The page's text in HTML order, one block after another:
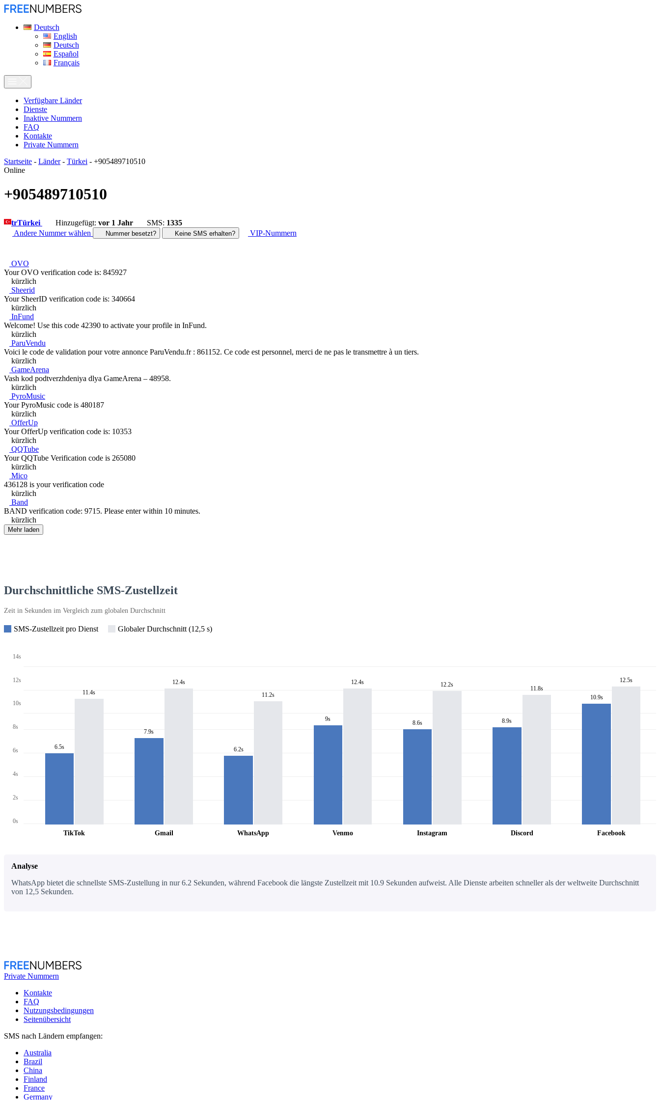
Deutsch
English
Deutsch
Español
Français
Verfügbare Länder
Dienste
Inaktive Nummern
FAQ
Kontakte
Private Nummern
Startseite - Länder- Türkei - +905489710510
Online
+905489710510
trTürkei Hinzugefügt: vor 1 Jahr SMS: 1335
Andere Nummer wählen
Nummer besetzt? Keine SMS erhalten? VIP-Nummern
OVO
Your OVO verification code is: 845927
kürzlich
Sheerid
Your SheerID verification code is: 340664
kürzlich
InFund
Welcome! Use this code 42390 to activate your profile in InFund.
kürzlich
ParuVendu
Voici le code de validation pour votre annonce ParuVendu.fr : 861152. Ce code est personnel, merci de ne pas le transmettre à un tiers.
kürzlich
GameArena
Vash kod podtverzhdeniya dlya GameArena – 48958.
kürzlich
PyroMusic
Your PyroMusic code is 480187
kürzlich
OfferUp
Your OfferUp verification code is: 10353
kürzlich
QQTube
Your QQTube Verification code is 265080
kürzlich
Mico
436128 is your verification code
kürzlich
Band
BAND verification code: 9715. Please enter within 10 minutes.
kürzlich
Mehr laden
Durchschnittliche SMS-Zustellzeit
Zeit in Sekunden im Vergleich zum globalen Durchschnitt
SMS-Zustellzeit pro Dienst Globaler Durchschnitt (12,5 s)
14s
12s
10s
8s
6s
4s
2s
0s
6.5s
11.4s
TikTok
7.9s
12.4s
Gmail
6.2s
11.2s
WhatsApp
9s
12.4s
Venmo
8.6s
12.2s
Instagram
8.9s
11.8s
Discord
10.9s
12.5s
Facebook
Analyse
WhatsApp bietet die schnellste SMS-Zustellung in nur 6.2 Sekunden, während Facebook die längste Zustellzeit mit 10.9 Sekunden aufweist. Alle Dienste arbeiten schneller als der weltweite Durchschnitt
von 12,5 Sekunden.
Private Nummern
Kontakte
FAQ
Nutzungsbedingungen
Seitenübersicht
SMS nach Ländern empfangen:
Australia
Brazil
China
Finland
France
Germany